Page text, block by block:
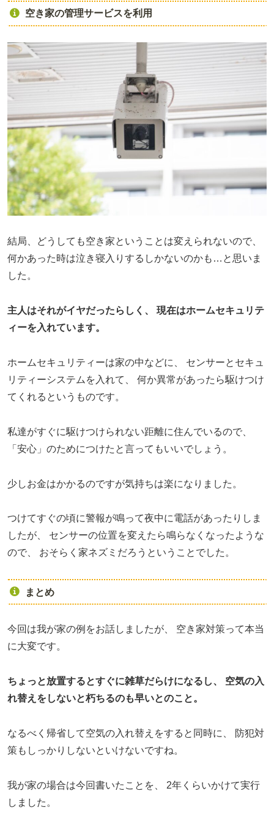
空き家の管理サービスを利用
結局、どうしても空き家ということは変えられないので、
何かあった時は泣き寝入りするしかないのかも…と思いま
した。
主人はそれがイヤだったらしく、
現在はホームセキュリテ
ィーを入れています。
ホームセキュリティーは家の中などに、
センサーとセキュ
リティーシステムを入れて、
何か異常があったら駆けつけ
てくれるというものです。
私達がすぐに駆けつけられない距離に住んでいるので、
「安心」のためにつけたと言ってもいいでしょう。
少しお金はかかるのですが気持ちは楽になりました。
つけてすぐの頃に警報が鳴って夜中に電話があったりしま
したが、
センサーの位置を変えたら鳴らなくなったような
ので、
おそらく家ネズミだろうということでした。
まとめ
今回は我が家の例をお話しましたが、
空き家対策って本当
に大変です。
ちょっと放置するとすぐに雑草だらけになるし、
空気の入
れ替えをしないと朽ちるのも早いとのこと。
なるべく帰省して空気の入れ替えをすると同時に、
防犯対
策もしっかりしないといけないですね。
我が家の場合は今回書いたことを、
2年くらいかけて実行
しました。